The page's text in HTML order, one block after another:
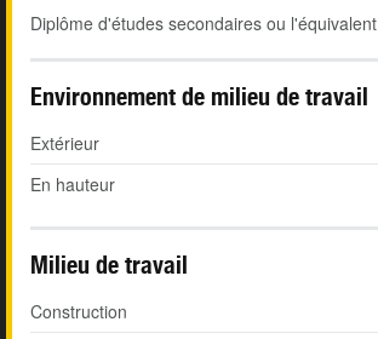
Diplôme d'études secondaires ou l'équivalent
Environnement de milieu de travail
Extérieur
En hauteur
Milieu de travail
Construction